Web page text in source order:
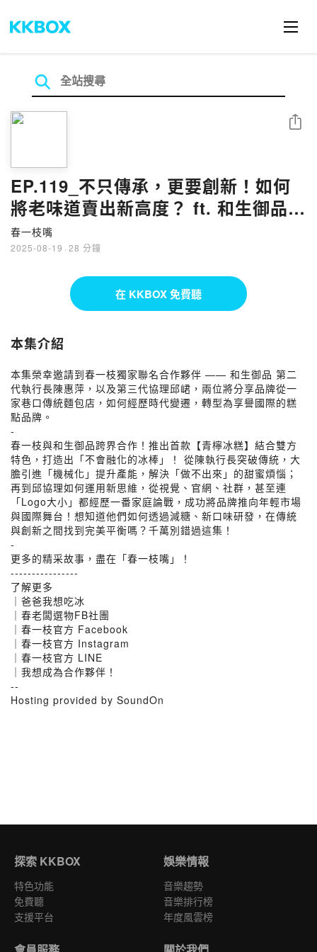
EP.119_不只傳承，更要創新！如何
將老味道賣出新高度？ ft. 和生御品
執行長 陳惠萍、協理 邱珺
春一枝嘴
2025-08-19 · 28 分鐘
分享
在 KKBOX 免費聽
本集介紹
本集榮幸邀請到春一枝獨家聯名合作夥伴 —— 和生御品 第二
代執行長陳惠萍，以及第三代協理邱峮，兩位將分享品牌從一
家巷口傳統麵包店，如何經歷時代變遷，轉型為享譽國際的糕
點品牌。
-
春一枝與和生御品跨界合作！推出首款【青檸冰糕】結合雙方
特色，打造出「不會融化的冰棒」！ 從陳執行長突破傳統，大
膽引進「機械化」提升產能，解決「做不出來」的甜蜜煩惱；
再到邱協理如何運用新思維，從視覺、官網、社群，甚至連
「Logo大小」都經歷一番家庭論戰，成功將品牌推向年輕市場
與國際舞台！想知道他們如何透過減糖、新口味研發，在傳統
與創新之間找到完美平衡嗎？千萬別錯過這集！
-
更多的精采故事，盡在「春一枝嘴」！
----------------
了解更多
｜爸爸我想吃冰
｜春老闆選物FB社團
｜春一枝官方 Facebook
｜春一枝官方 Instagram
｜春一枝官方 LINE
｜我想成為合作夥伴！
--
Hosting provided by SoundOn
探索 KKBOX
特色功能
免費聽
支援平台
娛樂情報
音樂趨勢
音樂排行榜
年度風雲榜